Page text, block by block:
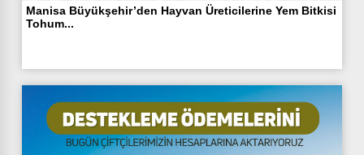
Manisa Büyükşehir’den Hayvan Üreticilerine Yem Bitkisi
Tohum...